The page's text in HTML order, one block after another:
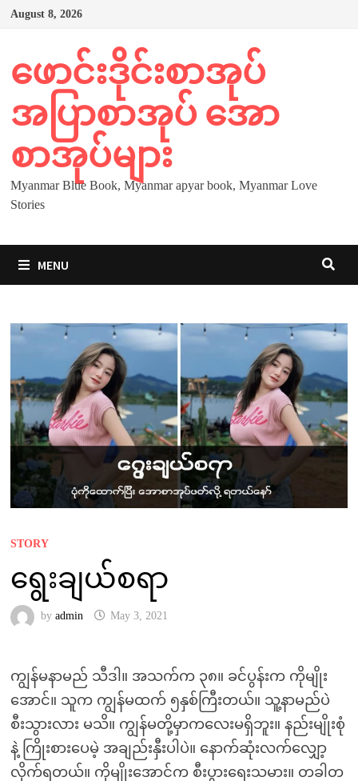
Skip
August 8, 2026
ဖောင်းဒိုင်းစာအုပ်
အပြာစာအုပ် အော
စာအုပ်များ
Myanmar Blue Book, Myanmar apyar book, Myanmar Love
Stories
MENU
STORY
ရွေးချယ်စရာ
by admin May 3, 2021
ကျွန်မနာမည် သီဒါ။ အသက်က ၃၈။ ခင်ပွန်းက ကိုမျိုး
အောင်။ သူက ကျွန်မထက် ၅နှစ်ကြီးတယ်။ သူ့နာမည်ပဲ
စီးသွားလား မသိ။ ကျွန်မတို့မှာကလေးမရှိဘူး။ နည်းမျိုးစုံ
နဲ့ ကြိုးစားပေမဲ့ အချည်းနှီးပါပဲ။ နောက်ဆုံးလက်လျှော့
လိုက်ရတယ်။ ကိုမျိုးအောင်က စီးပွားရေးသမား။ တခါတ